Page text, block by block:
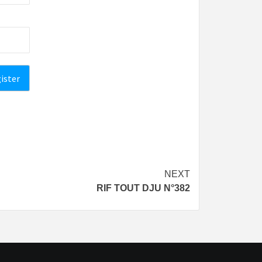
NEXT
RIF TOUT DJU N°382